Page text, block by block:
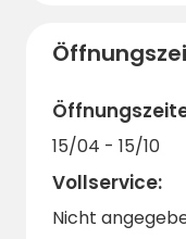
Denken Sie an
Umgebung in
und vergessen
Das beheizte
15/04 - 15/10
Vollservice:
Nicht